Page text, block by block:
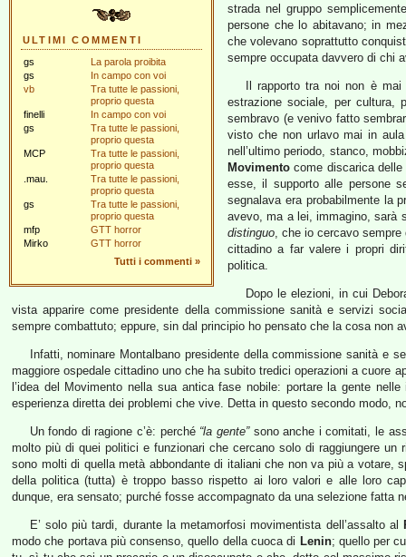
ULTIMI COMMENTI
gs
La parola proibita
gs
In campo con voi
vb
Tra tutte le passioni,
proprio questa
finelli
In campo con voi
gs
Tra tutte le passioni,
proprio questa
MCP
Tra tutte le passioni,
proprio questa
.mau.
Tra tutte le passioni,
proprio questa
gs
Tra tutte le passioni,
proprio questa
mfp
GTT horror
Mirko
GTT horror
Tutti i commenti »
strada nel gruppo
persone che lo abitavano; in
che volevano soprattutto
sempre occupata davvero di chi
Il rapporto tra noi non è
estrazione sociale, per
sembravo (e venivo fatto
visto che non urlavo mai in
nell’ultimo periodo, stanco,
Movimento come discarica
esse, il supporto alle persone
segnalava era probabilmente la
avevo, ma a lei, immagino, sarà
distinguo, che io cercavo
cittadino a far valere i propri
politica.
Dopo le elezioni, in cui
vista apparire come presidente della commissione sanità e servizi
sempre combattuto; eppure, sin dal principio ho pensato che la cosa non
Infatti, nominare Montalbano presidente della commissione sanità e
maggiore ospedale cittadino uno che ha subito tredici operazioni a cuore
l’idea del Movimento nella sua antica fase nobile: portare la gente
esperienza diretta dei problemi che vive. Detta in questo secondo modo,
Un fondo di ragione c’è: perché “la gente”sono anche i comitati, le
molto più di quei politici e funzionari che cercano solo di raggiungere
sono molti di quella metà abbondante di italiani che non va più a votare,
della politica (tutta) è troppo basso rispetto ai loro valori e alle loro
dunque, era sensato; purché fosse accompagnato da una selezione fatta
E’ solo più tardi, durante la metamorfosi movimentista dell’assalto al
modo che portava più consenso, quello della cuoca di Lenin; quello per